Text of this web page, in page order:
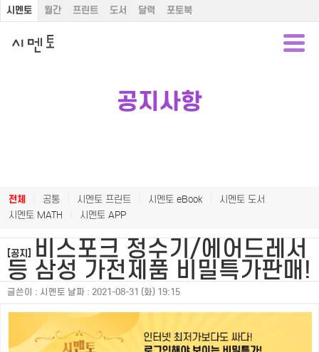
시멘토 월간 프린트 도서 달력 포토북
공지사항
전체 공통 시멘토 프린트 시멘토 eBook
시멘토 도서
시멘토 MATH
시멘토 APP
[공지] 비스포크 정수기/에어드레서
등 삼성 가전제품 비밀특가판매!
글쓴이 : 시멘토 날짜 : 2021-08-31 (화) 19:15